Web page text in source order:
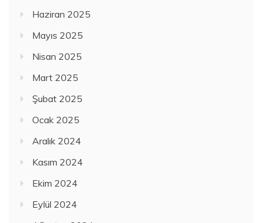
Haziran 2025
Mayıs 2025
Nisan 2025
Mart 2025
Şubat 2025
Ocak 2025
Aralık 2024
Kasım 2024
Ekim 2024
Eylül 2024